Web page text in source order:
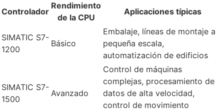
Controlador
Rendimiento
de la CPU
Aplicaciones típicas
SIMATIC S7-
1200
Básico
Embalaje, líneas de montaje a
pequeña escala,
automatización de edificios
SIMATIC S7-
1500
Avanzado
Control de máquinas
complejas, procesamiento de
datos de alta velocidad,
control de movimiento